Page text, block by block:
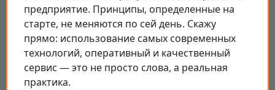
предприятие. Принципы, определенные на
старте, не меняются по сей день. Скажу
прямо: использование самых современных
технологий, оперативный и качественный
сервис — это не просто слова, а реальная
практика.